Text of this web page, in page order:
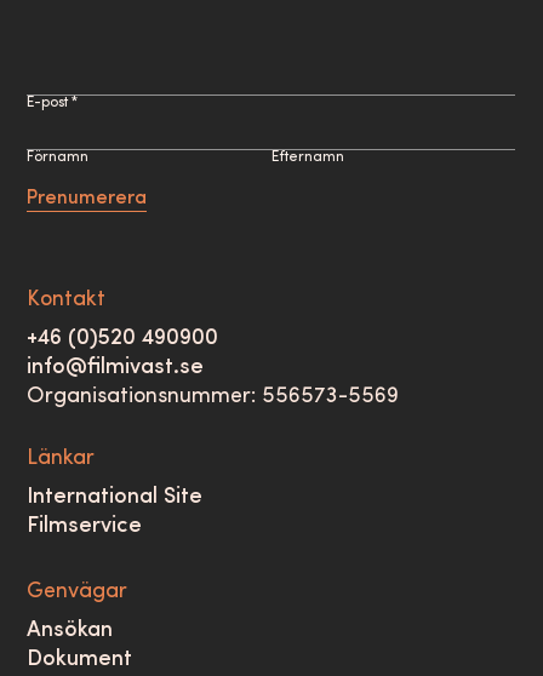
E-post *
Förnamn Efternamn
Prenumerera
Kontakt
+46 (0)520 490900
info@filmivast.se
Organisationsnummer: 556573-5569
Länkar
International Site
Filmservice
Genvägar
Ansökan
Dokument